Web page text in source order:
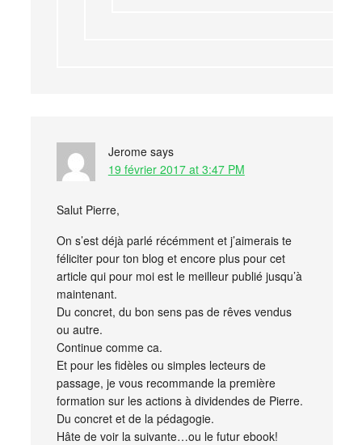
Jerome says
19 février 2017 at 3:47 PM
Salut Pierre,
On s’est déjà parlé récémment et j’aimerais te
féliciter pour ton blog et encore plus pour cet
article qui pour moi est le meilleur publié jusqu’à
maintenant.
Du concret, du bon sens pas de rêves vendus
ou autre.
Continue comme ca.
Et pour les fidèles ou simples lecteurs de
passage, je vous recommande la première
formation sur les actions à dividendes de Pierre.
Du concret et de la pédagogie.
Hâte de voir la suivante…ou le futur ebook!